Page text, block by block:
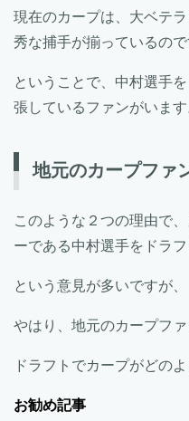
現在のカープは、大ベテ
秀な捕手が揃っているので
ということで、中村選手
張しているファンがいます
地元のカープファ
このような２つの理由で
ーである中村選手をドラ
という意見が多いですが、
やはり、地元のカープフ
ドラフトでカープがどの
お勧め記事